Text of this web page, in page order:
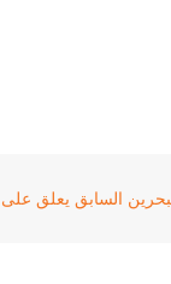
السابق يعلق على